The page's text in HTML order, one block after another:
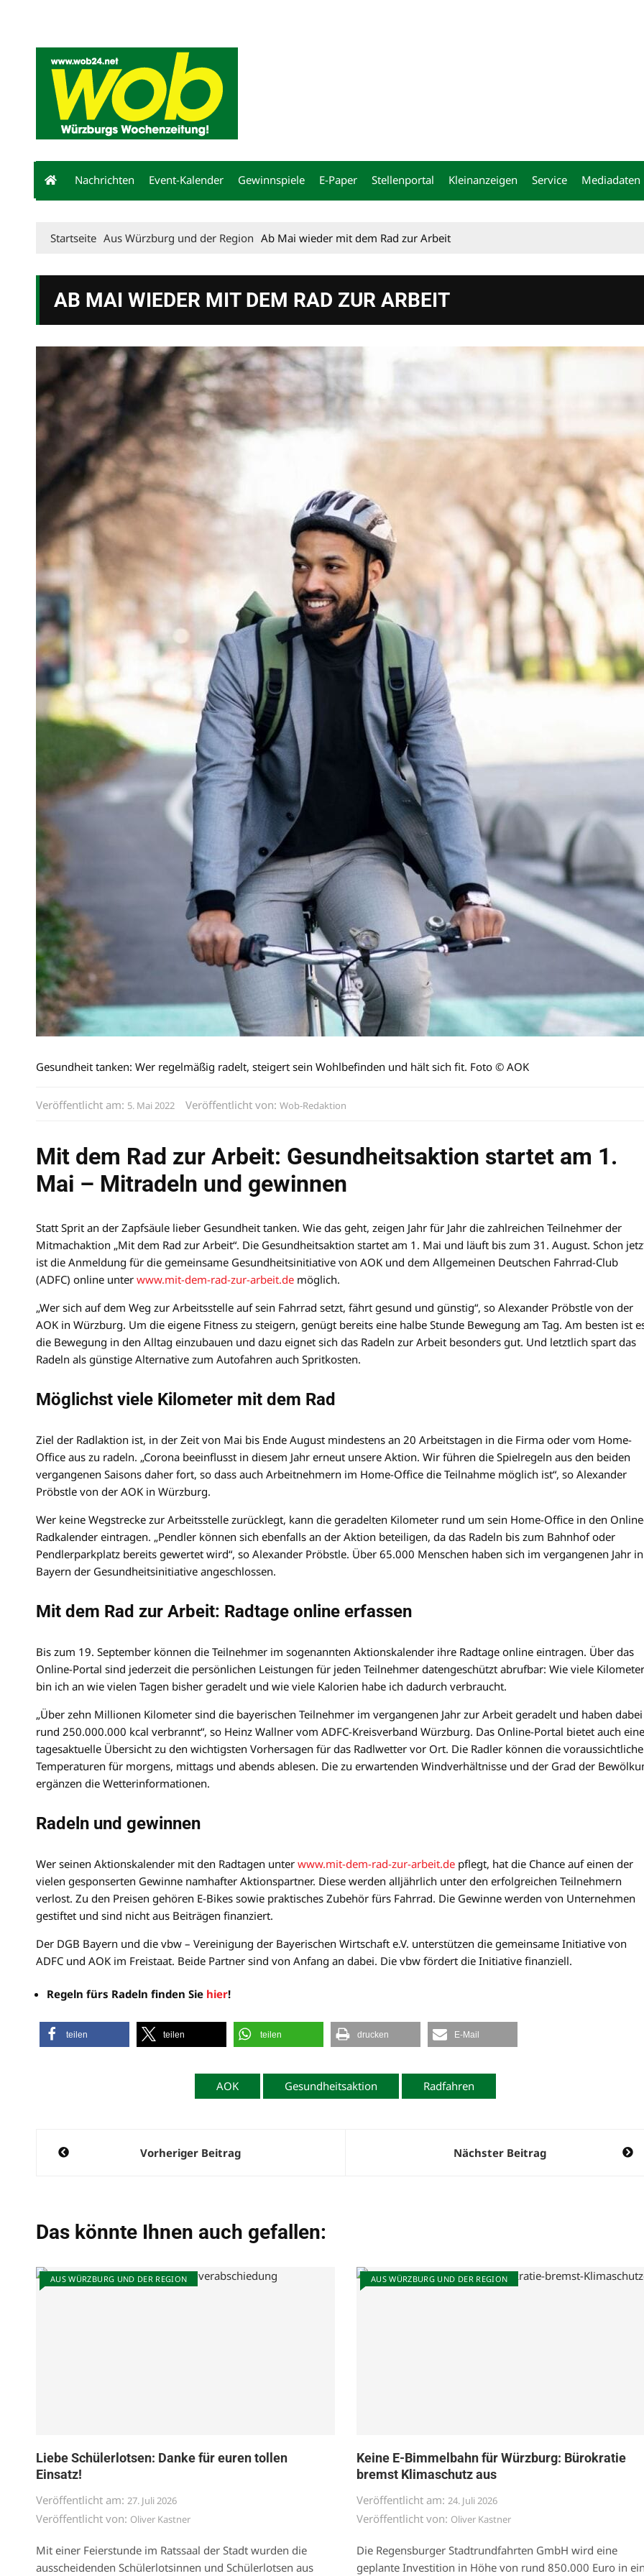
Nachrichten Event-Kalender Gewinnspiele E-Paper Stellenportal Kleinanzeigen Service Mediadaten
Startseite Aus Würzburg und der Region Ab Mai wieder mit dem Rad zur Arbeit
AB MAI WIEDER MIT DEM RAD ZUR ARBEIT
Gesundheit tanken: Wer regelmäßig radelt, steigert sein Wohlbefinden und hält sich fit. Foto © AOK
Veröffentlicht am: 5. Mai 2022 Veröffentlicht von: Wob-Redaktion
Mit dem Rad zur Arbeit: Gesundheitsaktion startet am 1.
Mai – Mitradeln und gewinnen
Statt Sprit an der Zapfsäule lieber Gesundheit tanken. Wie das geht, zeigen Jahr für Jahr die zahlreichen Teilnehmer der
Mitmachaktion „Mit dem Rad zur Arbeit“. Die Gesundheitsaktion startet am 1. Mai und läuft bis zum 31. August. Schon
ist die Anmeldung für die gemeinsame Gesundheitsinitiative von AOK und dem Allgemeinen Deutschen Fahrrad-Club
(ADFC) online unter www.mit-dem-rad-zur-arbeit.de möglich.
„Wer sich auf dem Weg zur Arbeitsstelle auf sein Fahrrad setzt, fährt gesund und günstig“, so Alexander Pröbstle von der
AOK in Würzburg. Um die eigene Fitness zu steigern, genügt bereits eine halbe Stunde Bewegung am Tag. Am besten ist
die Bewegung in den Alltag einzubauen und dazu eignet sich das Radeln zur Arbeit besonders gut. Und letztlich spart das
Radeln als günstige Alternative zum Autofahren auch Spritkosten.
Möglichst viele Kilometer mit dem Rad
Ziel der Radlaktion ist, in der Zeit von Mai bis Ende August mindestens an 20 Arbeitstagen in die Firma oder vom Home-
Office aus zu radeln. „Corona beeinflusst in diesem Jahr erneut unsere Aktion. Wir führen die Spielregeln aus den beiden
vergangenen Saisons daher fort, so dass auch Arbeitnehmern im Home-Office die Teilnahme möglich ist“, so Alexander
Pröbstle von der AOK in Würzburg.
Wer keine Wegstrecke zur Arbeitsstelle zurücklegt, kann die geradelten Kilometer rund um sein Home-Office in den
Radkalender eintragen. „Pendler können sich ebenfalls an der Aktion beteiligen, da das Radeln bis zum Bahnhof oder
Pendlerparkplatz bereits gewertet wird“, so Alexander Pröbstle. Über 65.000 Menschen haben sich im vergangenen Jahr in
Bayern der Gesundheitsinitiative angeschlossen.
Mit dem Rad zur Arbeit: Radtage online erfassen
Bis zum 19. September können die Teilnehmer im sogenannten Aktionskalender ihre Radtage online eintragen. Über das
Online-Portal sind jederzeit die persönlichen Leistungen für jeden Teilnehmer datengeschützt abrufbar: Wie viele Kilometer
bin ich an wie vielen Tagen bisher geradelt und wie viele Kalorien habe ich dadurch verbraucht.
„Über zehn Millionen Kilometer sind die bayerischen Teilnehmer im vergangenen Jahr zur Arbeit geradelt und haben dabei
rund 250.000.000 kcal verbrannt“, so Heinz Wallner vom ADFC-Kreisverband Würzburg. Das Online-Portal bietet auch eine
tagesaktuelle Übersicht zu den wichtigsten Vorhersagen für das Radlwetter vor Ort. Die Radler können die
Temperaturen für morgens, mittags und abends ablesen. Die zu erwartenden Windverhältnisse und der Grad der
ergänzen die Wetterinformationen.
Radeln und gewinnen
Wer seinen Aktionskalender mit den Radtagen unter www.mit-dem-rad-zur-arbeit.de pflegt, hat die Chance auf einen der
vielen gesponserten Gewinne namhafter Aktionspartner. Diese werden alljährlich unter den erfolgreichen Teilnehmern
verlost. Zu den Preisen gehören E-Bikes sowie praktisches Zubehör fürs Fahrrad. Die Gewinne werden von Unternehmen
gestiftet und sind nicht aus Beiträgen finanziert.
Der DGB Bayern und die vbw – Vereinigung der Bayerischen Wirtschaft e.V. unterstützen die gemeinsame Initiative von
ADFC und AOK im Freistaat. Beide Partner sind von Anfang an dabei. Die vbw fördert die Initiative finanziell.
Regeln fürs Radeln finden Sie hier!
teilen teilen teilen drucken E-Mail
AOK Gesundheitsaktion Radfahren
Beitragsnavigation
Vorheriger Beitrag Nächster Beitrag
Das könnte Ihnen auch gefallen:
AUS WÜRZBURG UND DER REGION
Liebe Schülerlotsen: Danke für euren tollen
Einsatz!
Veröffentlicht am: 27. Juli 2026
Veröffentlicht von: Oliver Kastner
Mit einer Feierstunde im Ratssaal der Stadt wurden die
ausscheidenden Schülerlotsinnen und Schülerlotsen aus
AUS WÜRZBURG UND DER REGION
Keine E-Bimmelbahn für Würzburg: Bürokratie
bremst Klimaschutz aus
Veröffentlicht am: 24. Juli 2026
Veröffentlicht von: Oliver Kastner
Die Regensburger Stadtrundfahrten GmbH wird eine
geplante Investition in Höhe von rund 850.000 Euro in